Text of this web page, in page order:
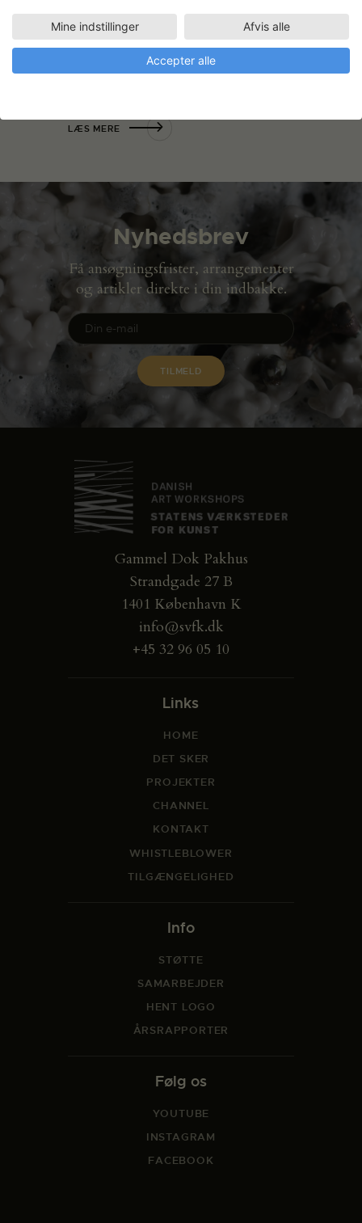
frygtelige realiteter, som omgav familien i
et fattigt samfund, er genstand for
Gudruns soloudstilling. Jan. 2015 Da
Gudrun og hendes tvillingebror var
LÆS MERE
Nyhedsbrev
Få ansøgningsfrister, arrangementer
og artikler direkte i din indbakke.
Gammel Dok Pakhus
Strandgade 27 B
1401 København K
info@svfk.dk
+45 32 96 05 10
Links
HOME
DET SKER
PROJEKTER
CHANNEL
KONTAKT
WHISTLEBLOWER
TILGÆNGELIGHED
Info
STØTTE
SAMARBEJDER
HENT LOGO
ÅRSRAPPORTER
Følg os
YOUTUBE
INSTAGRAM
FACEBOOK
Mine indstillinger Afvis alle
Accepter alle